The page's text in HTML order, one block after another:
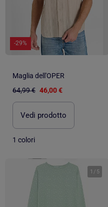
-29%
Maglia dell'OPER
64,99 € 46,00 €
Vedi prodotto
1 colori
1 / 5